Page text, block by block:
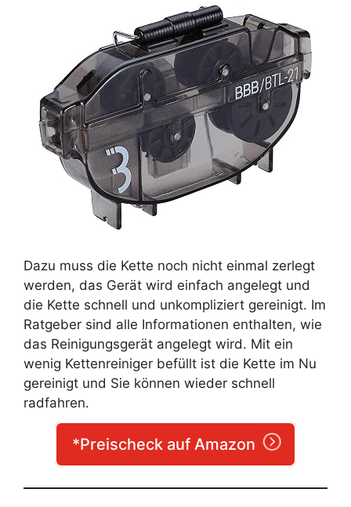
Dazu muss die Kette noch nicht einmal zerlegt
werden, das Gerät wird einfach angelegt und
die Kette schnell und unkompliziert gereinigt. Im
Ratgeber sind alle Informationen enthalten, wie
das Reinigungsgerät angelegt wird. Mit ein
wenig Kettenreiniger befüllt ist die Kette im Nu
gereinigt und Sie können wieder schnell
radfahren.
*Preischeck auf Amazon